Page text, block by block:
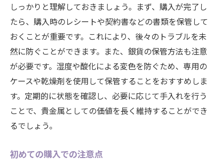
しっかりと理解しておきましょう。まず、購入が完了し
たら、購入時のレシートや契約書などの書類を保管して
おくことが重要です。これにより、後々のトラブルを未
然に防ぐことができます。また、銀貨の保管方法も注意
が必要です。湿度や酸化による変色を防ぐため、専用の
ケースや乾燥剤を使用して保管することをおすすめしま
す。定期的に状態を確認し、必要に応じて手入れを行う
ことで、貴金属としての価値を長く維持することができ
るでしょう。
初めての購入での注意点